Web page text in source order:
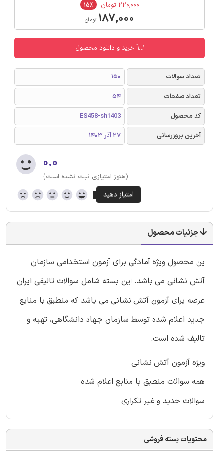
۲۲۰,۰۰۰ تومان ۱۵٪
۱۸۷,۰۰۰ تومان
خرید و دانلود محصول
تعداد سوالات
150
تعداد صفحات
54
کد محصول
ES458-sh1403
آخرین بروزرسانی
27 آذر 1403
۰.۰
(هنوز امتیازی ثبت نشده است)
جزئیات محصول
ین محصول ویژه آمادگی برای آزمون استخدامی سازمان
آتش نشانی می باشد. این بسته شامل سوالات تالیفی ایران
عرضه برای آزمون آتش نشانی می باشد که منطبق با منابع
جدید اعلام شده توسط سازمان جهاد دانشگاهی، تهیه و
تالیف شده است.
ویژه آزمون آتش نشانی
همه سوالات منطبق با منابع اعلام شده
سوالات جدید و غیر تکراری
محتویات بسته فروشی